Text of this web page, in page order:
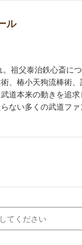
ル
祖父泰治鉄心斎に
、椿小天狗流棒術
道本来の動きを追
ない多くの武道ファ